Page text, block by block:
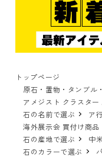
トップページ
原石・置物・タンブル
アメジスト クラスター
石の名前で選ぶ
ア行
海外展示会 買付け商品
石の産地で選ぶ
中
石のカラーで選ぶ